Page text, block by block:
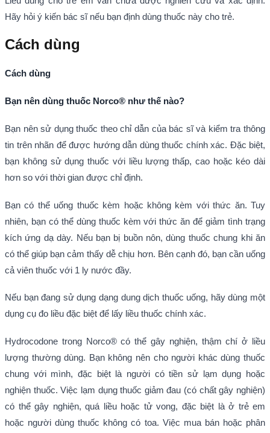
Hãy hỏi ý kiến bác sĩ nếu bạn định dùng thuốc này cho trẻ.
Cách dùng
Cách dùng
Bạn nên dùng thuốc Norco® như thế nào?
Bạn nên sử dụng thuốc theo chỉ dẫn của bác sĩ và kiểm tra thông
tin trên nhãn để được hướng dẫn dùng thuốc chính xác. Đặc biệt,
bạn không sử dụng thuốc với liều lượng thấp, cao hoặc kéo dài
hơn so với thời gian được chỉ định.
Bạn có thể uống thuốc kèm hoặc không kèm với thức ăn. Tuy
nhiên, bạn có thể dùng thuốc kèm với thức ăn để giảm tình trạng
kích ứng dạ dày. Nếu bạn bị buồn nôn, dùng thuốc chung khi ăn
có thể giúp bạn cảm thấy dễ chịu hơn. Bên cạnh đó, bạn cần uống
cả viên thuốc với 1 ly nước đầy.
Nếu bạn đang sử dụng dạng dung dịch thuốc uống, hãy dùng một
dụng cụ đo liều đặc biệt để lấy liều thuốc chính xác.
Hydrocodone trong Norco® có thể gây nghiện, thậm chí ở liều
lượng thường dùng. Bạn không nên cho người khác dùng thuốc
chung với mình, đặc biệt là người có tiền sử lạm dụng hoặc
nghiện thuốc. Việc lạm dụng thuốc giảm đau (có chất gây nghiện)
có thể gây nghiện, quá liều hoặc tử vong, đặc biệt là ở trẻ em
hoặc người dùng thuốc không có toa. Việc mua bán hoặc phân